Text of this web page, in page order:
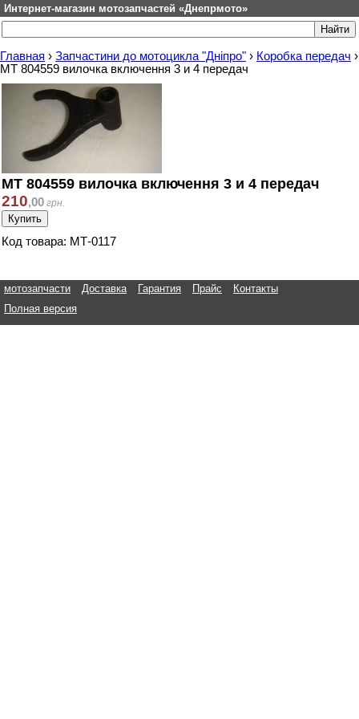
Интернет-магазин мотозапчастей «Днепрмото»
Главная › Запчастини до мотоцикла "Дніпро" › Коробка передач ›
МТ 804559 вилочка включення 3 и 4 передач
МТ 804559 вилочка включення 3 и 4 передач
210,00 грн.
Код товара: МТ-0117
мотозапчасти Доставка Гарантия Прайс
Контакты
Полная версия